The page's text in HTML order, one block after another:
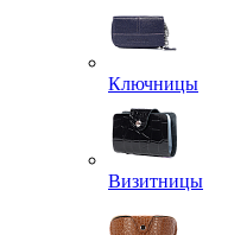
Ключницы
Визитницы